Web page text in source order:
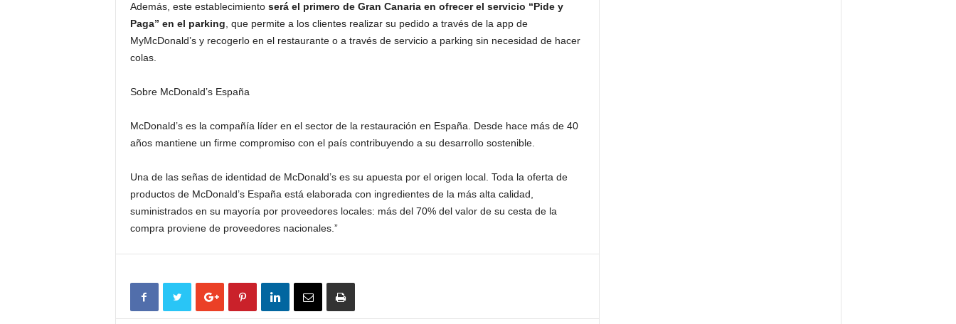
Además, este establecimientoserá el primero de Gran Canaria en ofrecer el servicio “Pide y
Paga” en el parking , que permite a los clientes realizar su pedido a través de la app de
MyMcDonald’s y recogerlo en el restaurante o a través de servicio a parking sin necesidad de hacer
colas.
Sobre McDonald’s España
McDonald’s es la compañía líder en el sector de la restauración en España. Desde hace más de 40
años mantiene un firme compromiso con el país contribuyendo a su desarrollo sostenible.
Una de las señas de identidad de McDonald’s es su apuesta por el origen local. Toda la oferta de
productos de McDonald’s España está elaborada con ingredientes de la más alta calidad,
suministrados en su mayoría por proveedores locales: más del 70% del valor de su cesta de la
compra proviene de proveedores nacionales.”